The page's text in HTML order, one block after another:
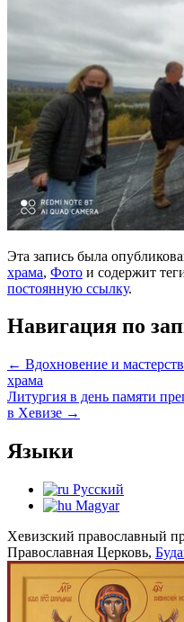
Эта запись была
храма, Фото и содержит
постоянную ссылку.
Навигация по
← Вдохновение и
храма
Литургия в день памяти
в Хевизе →
Языки
Русский
Magyar
Хевизский православный
Православная Церковь,